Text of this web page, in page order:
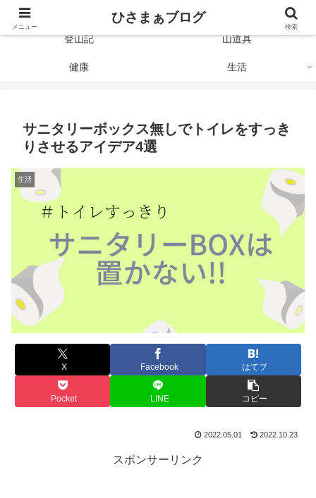
Just like the mountain
登山記 山道具
健康 生活
サニタリーボックス無しでトイレをすっき
りさせるアイデア4選
生活
X Facebook はてブ
Pocket LINE コピー
2022.05.01 2022.10.23
スポンサーリンク
メニュー
ひさまぁブログ
検索